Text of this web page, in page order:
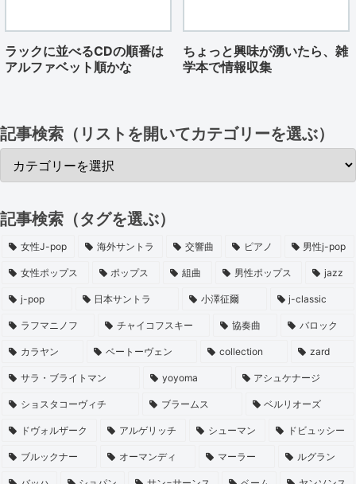
ラックに並べるCDの順番は
アルファベット順かな
ちょっと興味が湧いたら、雑
学本で情報収集
記事検索（リストを開いてカテゴリーを選ぶ）
記事検索（タグを選ぶ）
女性J-pop 海外サントラ 交響曲 ピアノ 男性j-pop
女性ポップス ポップス 組曲 男性ポップス jazz
j-pop 日本サントラ 小澤征爾 j-classic
ラフマニノフ チャイコフスキー 協奏曲 バロック
カラヤン ベートーヴェン collection zard
サラ・ブライトマン yoyoma アシュケナージ
ショスタコーヴィチ ブラームス ベルリオーズ
ドヴォルザーク アルゲリッチ シューマン ドビュッシー
ブルックナー オーマンディ マーラー ルグラン